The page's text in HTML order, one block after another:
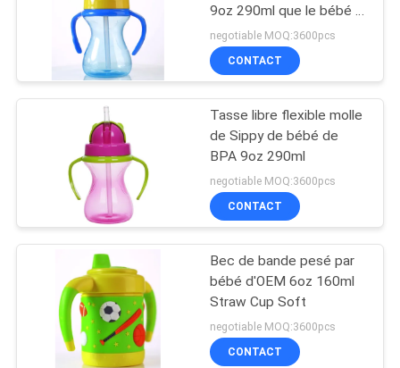
SHOPPING
PRIVACY
POLICY
Mamelon de
silicone de bébé
33
Bébé Soother de
silicone
37
9oz 290ml que le bébé a
pesé Straw Cup
negotiable MOQ:3600pcs
CONTACT
Tasse libre flexible molle
de Sippy de bébé de
BPA 9oz 290ml
negotiable MOQ:3600pcs
CONTACT
Bec de bande pesé par
bébé d'OEM 6oz 160ml
Straw Cup Soft
negotiable MOQ:3600pcs
CONTACT